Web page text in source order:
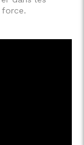
force.